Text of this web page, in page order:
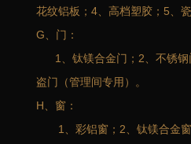
花纹铝板；4、高档塑胶；5、
G、门：
1、钛镁合金门；2、不锈钢
盗门（管理间专用）。
H、窗：
1、彩铝窗；2、钛镁合金窗